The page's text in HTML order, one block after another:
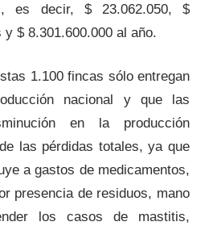
es decir, $ 23.062.050, $
$ 8.301.600.000 al año.
1.100 fincas sólo entregan
nacional y que las
en la producción
las pérdidas totales, ya que
a gastos de medicamentos,
presencia de residuos, mano
los casos de mastitis,